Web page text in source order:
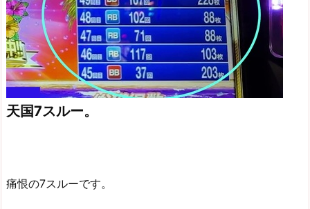
天国7スルー。
痛恨の7スルーです。